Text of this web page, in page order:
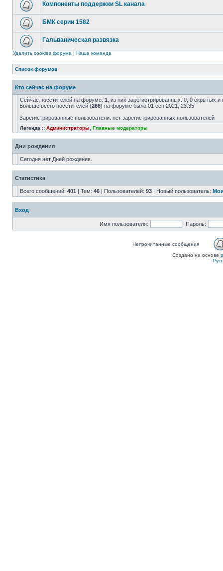
Компоненты поддержки SL канала
БМК серии 1582
Гальваническая развязка
Удалить cookies форума | Наша команда
Список форумов
Кто сейчас на форуме
Сейчас посетителей на форуме: 1 , из них зарегистрированных: 0, 0 скрытых
Больше всего посетителей (266) на форуме было 01 сен 2021, 23:35
Зарегистрированные пользователи: нет зарегистрированных пользователей
Легенда :: Администраторы Главные модераторы
Дни рождения
Сегодня нет Дней рождения.
Статистика
Всего сообщений: 401 | Тем: 46 | Пользователей: 93 | Новый пользователь:
Вход
Имя пользователя: Пароль:
Непрочитанные сообщения
Создано на основе